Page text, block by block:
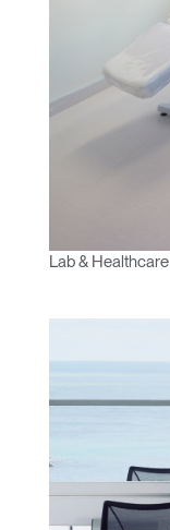
Lab & Healthcare